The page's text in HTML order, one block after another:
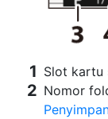
Slot kartu
Nomor